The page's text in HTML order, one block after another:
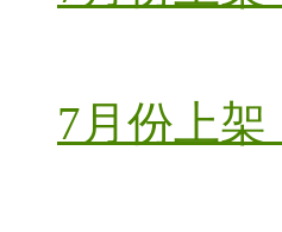
7月份上